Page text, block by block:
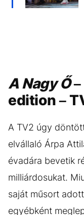
A Nagy Ő–
edition –
A TV2 úgy
elvállaló Árpa
évadára bevetik
milliárdosukat.
saját műsort
egyébként